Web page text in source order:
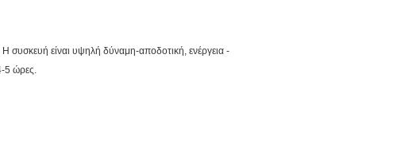
συσκευή είναι υψηλή δύναμη-αποδοτική, ενέργεια -
5 ώρες.